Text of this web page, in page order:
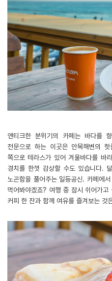
앤티크한 분위기의 카페는 바다를
전문으로 하는 이곳은 안목해변의
쪽으로 테라스가 있어 겨울바다를 바
경치를 한껏 감상할 수도 있습니다.
노곤함을 풀어주는 일등공신. 카페에
먹어봐야겠죠? 여행 중 잠시 쉬어가
커피 한 잔과 함께 여유를 즐겨보는 것